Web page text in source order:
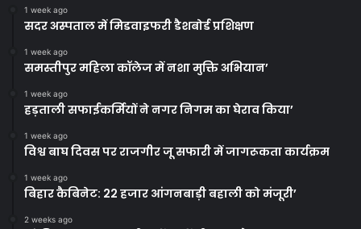
1 week ago
सदर अस्पताल में मिडवाइफरी डैशबोर्ड प्रशिक्षण
1 week ago
समस्तीपुर महिला कॉलेज में नशा मुक्ति अभियान’
1 week ago
हड़ताली सफाईकर्मियों ने नगर निगम का घेराव किया’
1 week ago
विश्व बाघ दिवस पर राजगीर जू सफारी में जागरूकता कार्यक्रम
1 week ago
बिहार कैबिनेट: 22 हजार आंगनबाड़ी बहाली को मंजूरी’
2 weeks ago